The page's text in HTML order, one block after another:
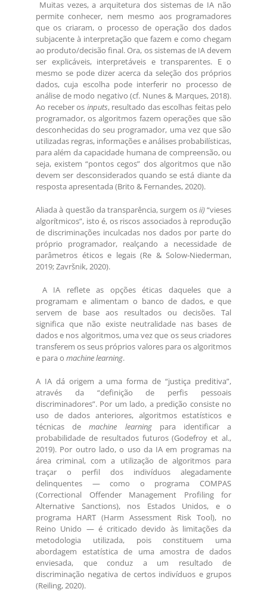
Muitas vezes, a arquitetura dos sistemas de IA não
permite conhecer, nem mesmo aos programadores
que os criaram, o processo de operação dos dados
subjacente à interpretação que fazem e como chegam
ao produto/decisão final. Ora, os sistemas de IA devem
ser explicáveis, interpretáveis e transparentes. E o
mesmo se pode dizer acerca da seleção dos próprios
dados, cuja escolha pode interferir no processo de
análise de modo negativo (cf. Nunes & Marques, 2018).
Ao receber os inputs, resultado das escolhas feitas pelo
programador, os algoritmos fazem operações que são
desconhecidas do seu programador, uma vez que são
utilizadas regras, informações e análises probabilísticas,
para além da capacidade humana de compreensão, ou
seja, existem “pontos cegos” dos algoritmos que não
devem ser desconsiderados quando se está diante da
resposta apresentada (Brito & Fernandes, 2020).
Aliada à questão da transparência, surgem osii) “vieses
algorítmicos”, isto é, os riscos associados à reprodução
de discriminações inculcadas nos dados por parte do
próprio programador, realçando a necessidade de
parâmetros éticos e legais (Re & Solow-Niederman,
2019; Završnik, 2020).
A IA reflete as opções éticas daqueles que a
programam e alimentam o banco de dados, e que
servem de base aos resultados ou decisões. Tal
significa que não existe neutralidade nas bases de
dados e nos algoritmos, uma vez que os seus criadores
transferem os seus próprios valores para os algoritmos
e para o machine learning.
A IA dá origem a uma forma de “justiça preditiva”,
através da “definição de perfis pessoais
discriminadores”. Por um lado, a predição consiste no
uso de dados anteriores, algoritmos estatísticos e
técnicas demachine learningpara identificar a
probabilidade de resultados futuros (Godefroy et al.,
2019). Por outro lado, o uso da IA em programas na
área criminal, com a utilização de algoritmos para
traçar o perfil dos indivíduos alegadamente
delinquentes — como o programa COMPAS
(Correctional Offender Management Profiling for
Alternative Sanctions), nos Estados Unidos, e o
programa HART (Harm Assessment Risk Tool), no
Reino Unido — é criticado devido às limitações da
metodologia utilizada, pois constituem uma
abordagem estatística de uma amostra de dados
enviesada, que conduz a um resultado de
discriminação negativa de certos indivíduos e grupos
(Reiling, 2020).